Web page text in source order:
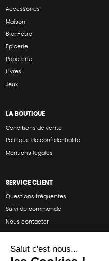
Accessoires
Maison
Bien-être
Epicerie
Papeterie
Livres
Jeux
LA BOUTIQUE
Conditions de vente
Politique de confidentialité
Mentions légales
SERVICE CLIENT
Questions fréquentes
Suivi de commande
Nous contacter